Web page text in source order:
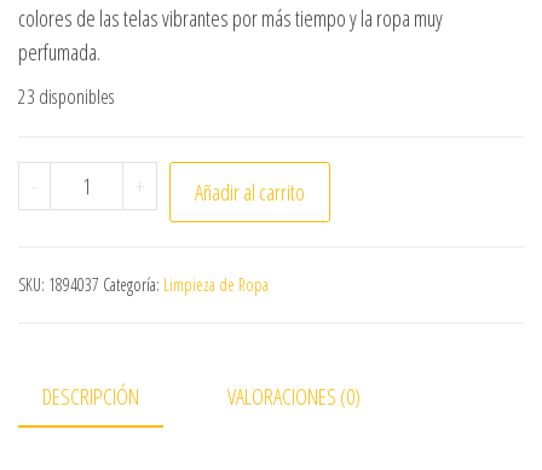
colores de las telas vibrantes por más tiempo y la ropa muy
perfumada.
23 disponibles
- SUAVIZANTE COMFORT FRESCOR INTENSO 1 LITRO
+ Añadir al carrito
SKU: 1894037 Categoría: Limpieza de Ropa
DESCRIPCIÓN VALORACIONES (0)